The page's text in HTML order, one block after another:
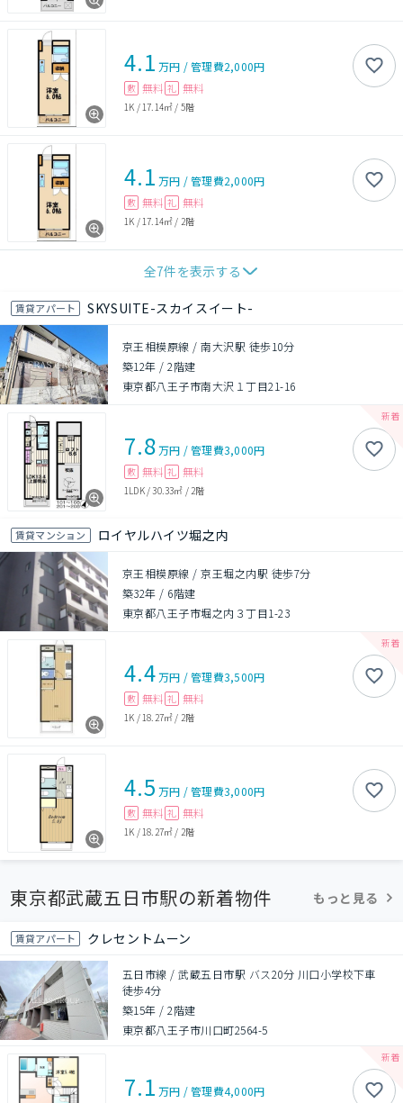
4.1 万円 /管理費2,000円
敷 無料 礼 無料
1K / 17.14㎡ / 5階
4.1 万円 /管理費2,000円
敷 無料 礼 無料
1K / 17.14㎡ / 2階
全7件を表示する
賃貸アパート SKYSUITE-スカイスイート-
京王相模原線 / 南大沢駅 徒歩10分
築12年 /2階建
東京都八王子市南大沢１丁目21-16
7.8万円 /管理費3,000円
敷 無料 礼 無料
1LDK/30.33㎡ / 2階
賃貸マンション ロイヤルハイツ堀之内
京王相模原線 / 京王堀之内駅 徒歩7分
築32年 / 6階建
東京都八王子市堀之内３丁目1-23
4.4万円 /管理費3,500円
敷 無料 礼 無料
1K / 18.27㎡ / 2階
4.5 万円 /管理費3,000円
敷 無料 礼 無料
1K / 18.27㎡ / 2階
東京都武蔵五日市駅の新着物件 もっと見る
賃貸アパート クレセントムーン
五日市線 / 武蔵五日市駅 バス20分 川口小学校下車
徒歩4分
築15年 /2階建
東京都八王子市川口町2564-5
7.1 万円 /管理費4,000円